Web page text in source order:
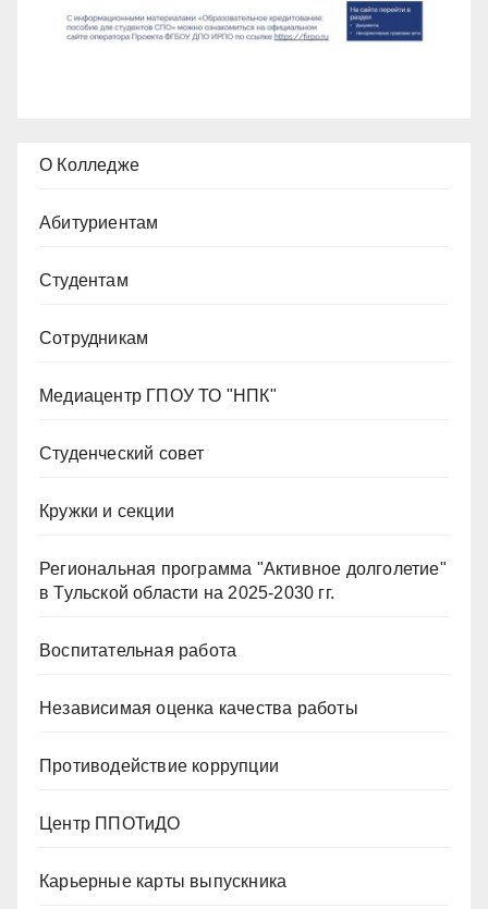
О Колледже
Абитуриентам
Студентам
Сотрудникам
Медиацентр ГПОУ ТО "НПК"
Студенческий совет
Кружки и секции
Региональная программа "Активное долголетие"
в Тульской области на 2025-2030 гг.
Воспитательная работа
Независимая оценка качества работы
Противодействие коррупции
Центр ППОТиДО
Карьерные карты выпускника